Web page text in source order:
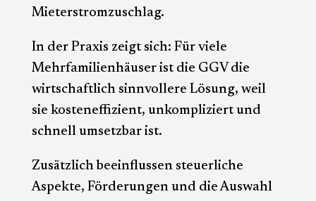
Mieterstromzuschlag.
In der Praxis zeigt sich: Für viele
Mehrfamilienhäuser ist die GGV die
wirtschaftlich sinnvollere Lösung, weil
sie kosteneffizient, unkompliziert und
schnell umsetzbar ist.
Zusätzlich beeinflussen steuerliche
Aspekte, Förderungen und die Auswahl